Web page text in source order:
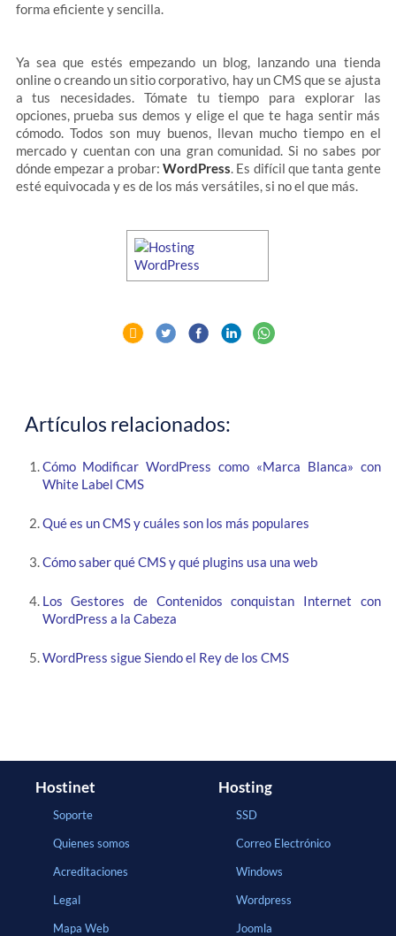
forma eficiente y sencilla.
Ya sea que estés empezando un blog, lanzando una tienda
online o creando un sitio corporativo, hay un CMS que se ajusta
a tus necesidades. Tómate tu tiempo para explorar las
opciones, prueba sus demos y elige el que te haga sentir más
cómodo. Todos son muy buenos, llevan mucho tiempo en el
mercado y cuentan con una gran comunidad. Si no sabes por
dónde empezar a probar: WordPress. Es difícil que tanta gente
esté equivocada y es de los más versátiles, si no el que más.
Artículos relacionados:
Cómo Modificar WordPress como «Marca Blanca» con
White Label CMS
Qué es un CMS y cuáles son los más populares
Cómo saber qué CMS y qué plugins usa una web
Los Gestores de Contenidos conquistan Internet con
WordPress a la Cabeza
WordPress sigue Siendo el Rey de los CMS
Hostinet
Soporte
Quienes somos
Acreditaciones
Legal
Mapa Web
Hosting
SSD
Correo Electrónico
Windows
Wordpress
Joomla